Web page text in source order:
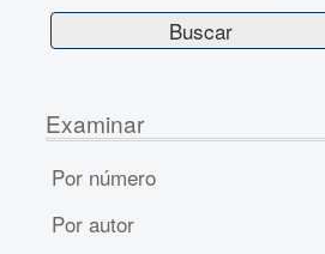
Examinar
Por número
Por autor